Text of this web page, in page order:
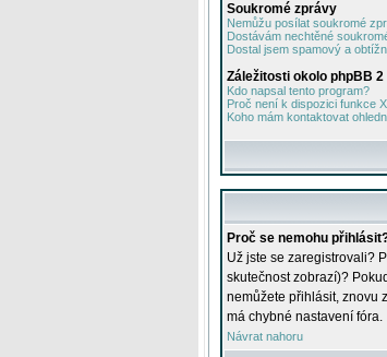
Soukromé zprávy
Nemůžu posílat soukromé
Dostávám nechtěné
Dostal jsem spamový a
Záležitosti okolo phpBB 2
Kdo napsal tento program?
Proč není k dispozici funkce
Koho mám kontaktovat
Proč se nemohu
Už jste se zaregistrovali?
skutečnost zobrazí)?
nemůžete přihlásit, znovu
má chybné nastavení fóra.
Návrat nahoru